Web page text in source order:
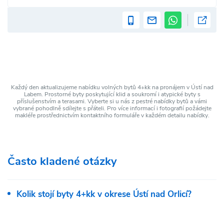
Každý den aktualizujeme nabídku volných bytů 4+kk na pronájem v Ústí nad
Labem. Prostorné byty poskytující klid a soukromí i atypické byty s
příslušenstvím a terasami. Vyberte si u nás z pestré nabídky bytů a vámi
vybrané pohodlně sdílejte s přáteli. Pro více informací i fotografií požádejte
makléře prostřednictvím kontaktního formuláře v každém detailu nabídky.
Často kladené otázky
Kolik stojí byty 4+kk v okrese Ústí nad Orlicí?